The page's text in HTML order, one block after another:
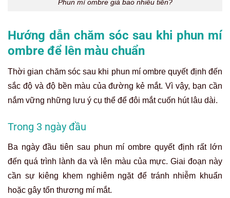
Phun mí ombre giá bao nhiêu tiền?
Hướng dẫn chăm sóc sau khi phun mí
ombre để lên màu chuẩn
Thời gian chăm sóc sau khi phun mí ombre quyết định đến
sắc độ và độ bền màu của đường kẻ mắt. Vì vậy, bạn cần
nắm vững những lưu ý cụ thể để đôi mắt cuốn hút lâu dài.
Trong 3 ngày đầu
Ba ngày đầu tiên sau phun mí ombre quyết định rất lớn
đến quá trình lành da và lên màu của mực. Giai đoạn này
cần sự kiêng khem nghiêm ngặt để tránh nhiễm khuẩn
hoặc gây tổn thương mí mắt.